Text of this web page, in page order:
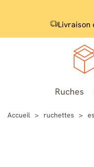
Livraison
Ruches
Accueil ruchettes